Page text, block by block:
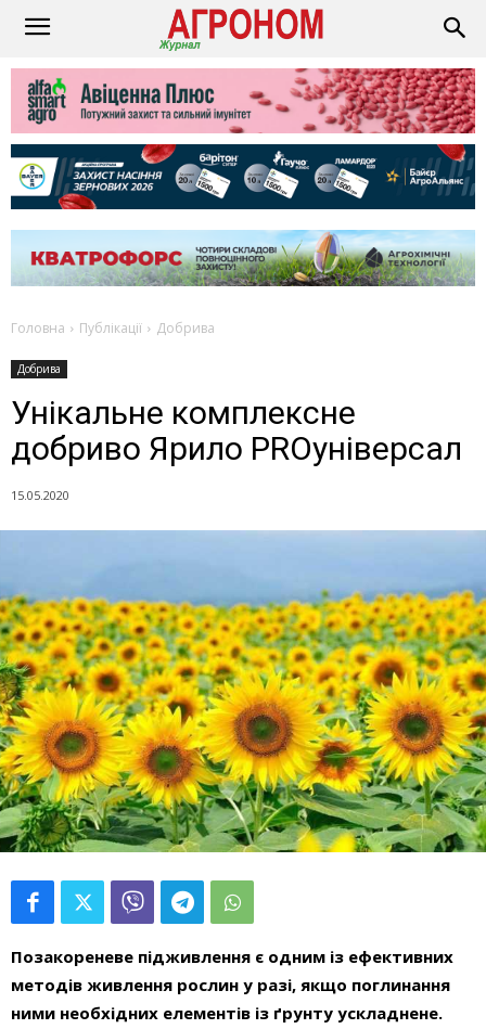
Головна Публікації Добрива
Добрива
Унікальне комплексне
добриво Ярило PROуніверсал
15.05.2020
Позакореневе підживлення є одним із ефективних
методів живлення рослин у разі, якщо поглинання
ними необхідних елементів із ґрунту ускладнене.